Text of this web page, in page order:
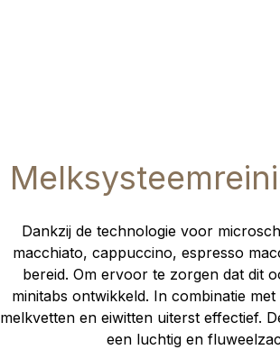
Dankzij de technologie voor
macchiato, cappuccino, espresso
bereid. Om ervoor te zorgen dat dit
minitabs ontwikkeld. In combinatie
melkvetten en eiwitten uiterst effectief.
een luchtig en